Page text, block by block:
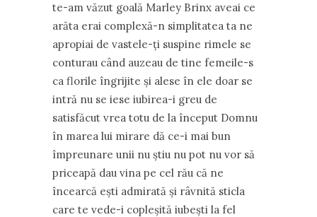
te-am văzut goală Marley Brinx aveai ce
arăta erai complexă-n simplitatea ta ne
apropiai de vastele-ți suspine rimele se
conturau când auzeau de tine femeile-s
ca florile îngrijite și alese în ele doar se
intră nu se iese iubirea-i greu de
satisfăcut vrea totu de la început Domnu
în marea lui mirare dă ce-i mai bun
împreunare unii nu știu nu pot nu vor să
priceapă dau vina pe cel rău că ne
încearcă ești admirată și râvnită sticla
care te vede-i copleșită iubești la fel